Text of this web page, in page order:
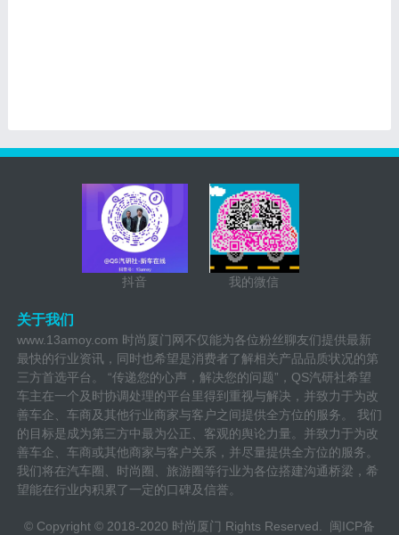
抖音 我的微信
关于我们
www.13amoy.com 时尚厦门网不仅能为各位粉丝聊友们提供最新
最快的行业资讯，同时也希望是消费者了解相关产品品质状况的第
三方首选平台。 “传递您的心声，解决您的问题”，QS汽研社希望
车主在一个及时协调处理的平台里得到重视与解决，并致力于为改
善车企、车商及其他行业商家与客户之间提供全方位的服务。 我们
的目标是成为第三方中最为公正、客观的舆论力量。并致力于为改
善车企、车商或其他商家与客户关系，并尽量提供全方位的服务。
我们将在汽车圈、时尚圈、旅游圈等行业为各位搭建沟通桥梁，希
望能在行业内积累了一定的口碑及信誉。
© Copyright © 2018-2020 时尚厦门 Rights Reserved. 闽ICP备